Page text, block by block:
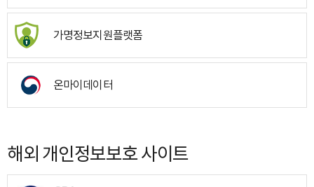
가명정보지원플랫폼
온마이데이터
해외 개인정보보호 사이트